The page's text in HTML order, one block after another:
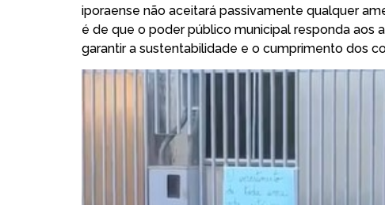
iporaense não aceitará passivamente qualquer
é de que o poder público municipal responda aos
garantir a sustentabilidade e o cumprimento dos